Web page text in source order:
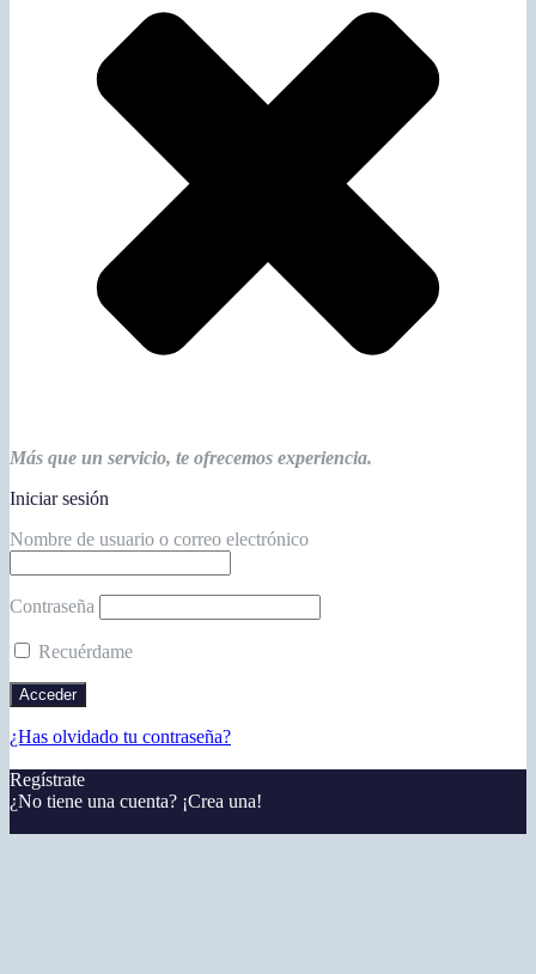
Más que un servicio, te ofrecemos experiencia.
Iniciar sesión
Nombre de usuario o correo electrónico
Contraseña
Recuérdame
¿Has olvidado tu contraseña?
Regístrate
¿No tiene una cuenta? ¡Crea una!